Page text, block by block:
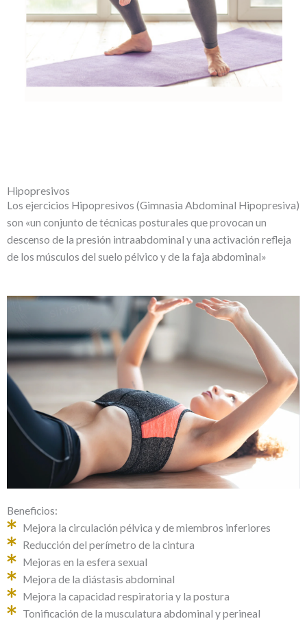
Hipopresivos
Los ejercicios Hipopresivos (Gimnasia Abdominal Hipopresiva)
son «un conjunto de técnicas posturales que provocan un
descenso de la presión intraabdominal y una activación refleja
de los músculos del suelo pélvico y de la faja abdominal»
Beneficios:
Mejora la circulación pélvica y de miembros inferiores
Reducción del perímetro de la cintura
Mejoras en la esfera sexual
Mejora de la diástasis abdominal
Mejora la capacidad respiratoria y la postura
Tonificación de la musculatura abdominal y perineal